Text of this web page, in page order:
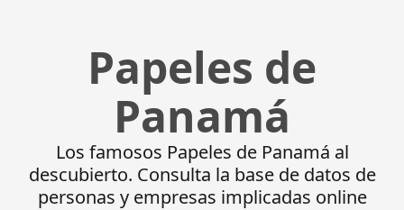
Papeles de
Panamá
Los famosos Papeles de Panamá al
descubierto. Consulta la base de datos de
personas y empresas implicadas online